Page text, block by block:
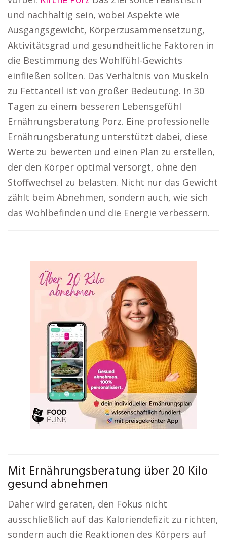
und nachhaltig sein, wobei Aspekte wie
Ausgangsgewicht, Körperzusammensetzung,
Aktivitätsgrad und gesundheitliche Faktoren in
die Bestimmung des Wohlfühl-Gewichts
einfließen sollten. Das Verhältnis von Muskeln
zu Fettanteil ist von großer Bedeutung. In 30
Tagen zu einem besseren Lebensgefühl
Ernährungsberatung Porz. Eine professionelle
Ernährungsberatung unterstützt dabei, diese
Werte zu bewerten und einen Plan zu erstellen,
der den Körper optimal versorgt, ohne den
Stoffwechsel zu belasten. Nicht nur das Gewicht
zählt beim Abnehmen, sondern auch, wie sich
das Wohlbefinden und die Energie verbessern.
Mit Ernährungsberatung über 20 Kilo
gesund abnehmen
Daher wird geraten, den Fokus nicht
ausschließlich auf das Kaloriendefizit zu richten,
sondern auch die Reaktionen des Körpers auf